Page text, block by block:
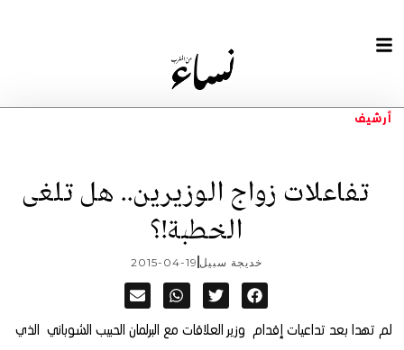
أرشيف
تفاعلات زواج الوزيرين.. هل تلغى
الخطبة!؟
خديجة سبيل 2015-04-19
لم تهدا بعد تداعيات إقدام وزير العلاقات مع البرلمان الحبيب الشوباني الذي